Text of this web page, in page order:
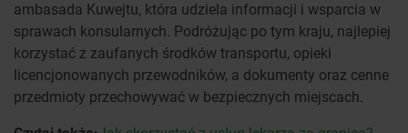
ambasada Kuwejtu, która udziela informacji i wsparcia w
sprawach konsularnych. Podróżując po tym kraju, najlepiej
korzystać z zaufanych środków transportu, opieki
licencjonowanych przewodników, a dokumenty oraz cenne
przedmioty przechowywać w bezpiecznych miejscach.